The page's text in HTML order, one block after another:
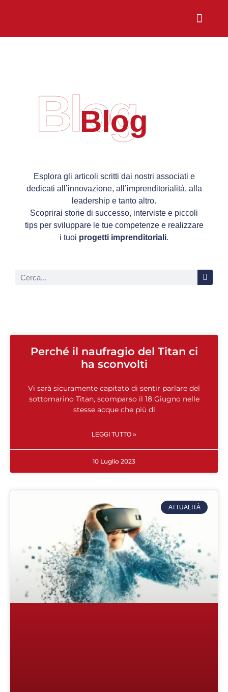
Blog
Blog
Esplora gli articoli scritti dai nostri associati e
dedicati all’innovazione, all’imprenditorialità, alla
leadership e tanto altro.
Scoprirai storie di successo, interviste e piccoli
tips per sviluppare le tue competenze e realizzare
i tuoi progetti imprenditoriali.
Perché il naufragio del Titan ci
ha sconvolti
Vi sarà sicuramente capitato di sentir parlare del
sottomarino Titan, scomparso il 18 Giugno nelle
stesse acque che più di
LEGGI TUTTO »
10 Luglio 2023
ATTUALITÀ